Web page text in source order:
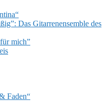
Das Gitarrenensemble des
mich”
Faden“